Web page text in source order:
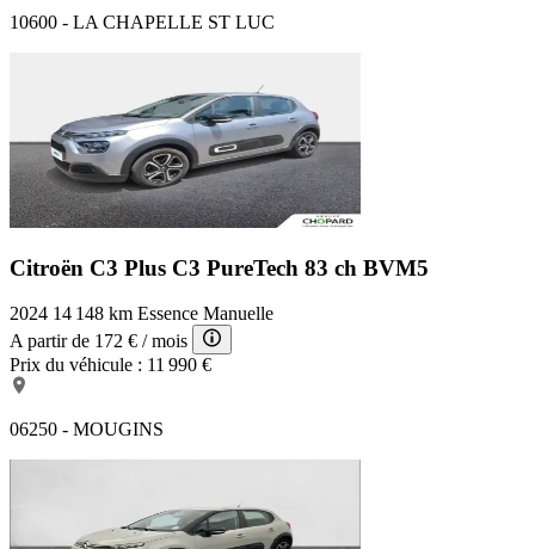
10600 - LA CHAPELLE ST LUC
Citroën C3 Plus C3 PureTech 83 ch BVM5
2024 14 148 km Essence Manuelle
A partir de 172 € / mois
Prix du véhicule : 11 990 €
06250 - MOUGINS